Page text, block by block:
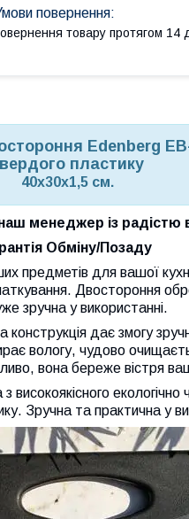
товару протягом 14
Edenberg
пластику
40x30x1,5 см.
менеджер із радістю
Обміну/Позаду
предметів для вашої
Двостороння
зручна у використанні.
конструкція дає змогу
вологу, чудово
вона береже вістря
високоякісного
Зручна та практична у